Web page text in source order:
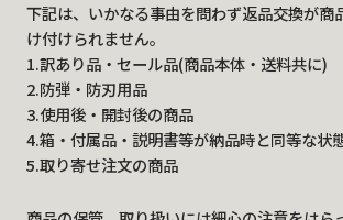
下記は、いかなる事由を問わず返品交換が商
け付けられません。
1.訳あり品・セール品(商品本体・送料共に)
2.防弾・防刃用品
3.使用後・開封後の商品
4.箱・付属品・説明書等が納品時と同等な状
5.取り寄せ注文の商品